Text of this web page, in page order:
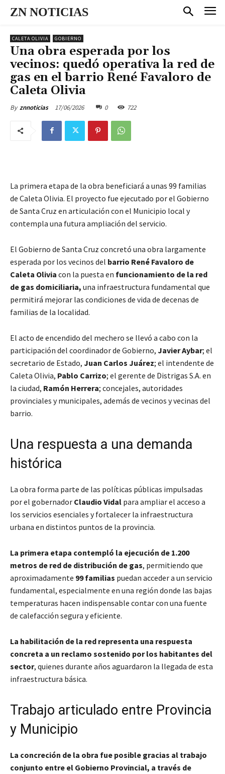
ZN NOTICIAS
CALETA OLIVIA GOBIERNO
Una obra esperada por los
vecinos: quedó operativa la red de
gas en el barrio René Favaloro de
Caleta Olivia
By znnoticias 17/06/2026 0 722
La primera etapa de la obra beneficiará a unas 99 familias
de Caleta Olivia. El proyecto fue ejecutado por el Gobierno
de Santa Cruz en articulación con el Municipio local y
contempla una futura ampliación del servicio.
El Gobierno de Santa Cruz concretó una obra largamente
esperada por los vecinos del barrio René Favaloro de
Caleta Olivia con la puesta en funcionamiento de la red
de gas domiciliaria, una infraestructura fundamental que
permitirá mejorar las condiciones de vida de decenas de
familias de la localidad.
El acto de encendido del mechero se llevó a cabo con la
participación del coordinador de Gobierno, Javier Aybar; el
secretario de Estado, Juan Carlos Juárez; el intendente de
Caleta Olivia, Pablo Carrizo; el gerente de Distrigas S.A. en
la ciudad, Ramón Herrera; concejales, autoridades
provinciales y municipales, además de vecinos y vecinas del
barrio.
Una respuesta a una demanda
histórica
La obra forma parte de las políticas públicas impulsadas
por el gobernador Claudio Vidal para ampliar el acceso a
los servicios esenciales y fortalecer la infraestructura
urbana en distintos puntos de la provincia.
La primera etapa contempló la ejecución de 1.200
metros de red de distribución de gas, permitiendo que
aproximadamente 99 familias puedan acceder a un servicio
fundamental, especialmente en una región donde las bajas
temperaturas hacen indispensable contar con una fuente
de calefacción segura y eficiente.
La habilitación de la red representa una respuesta
concreta a un reclamo sostenido por los habitantes del
sector, quienes durante años aguardaron la llegada de esta
infraestructura básica.
Trabajo articulado entre Provincia
y Municipio
La concreción de la obra fue posible gracias al trabajo
conjunto entre el Gobierno Provincial, a través de